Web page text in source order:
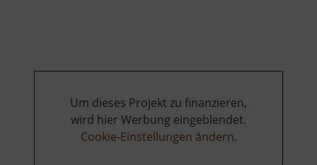
Um dieses Projekt zu finanzieren,
wird hier Werbung eingeblendet.
Cookie-Einstellungen ändern.